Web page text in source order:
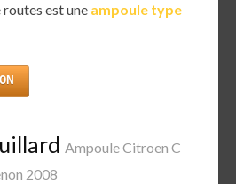
routes est une ampoule type
Ampoule Citroen C
2008